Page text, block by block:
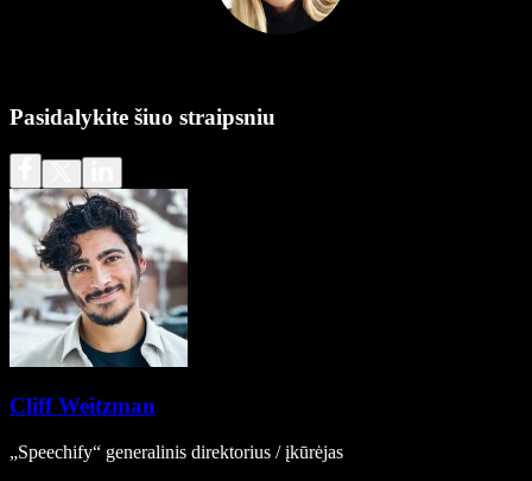
Pasidalykite šiuo straipsniu
Cliff Weitzman
„Speechify“ generalinis direktorius / įkūrėjas